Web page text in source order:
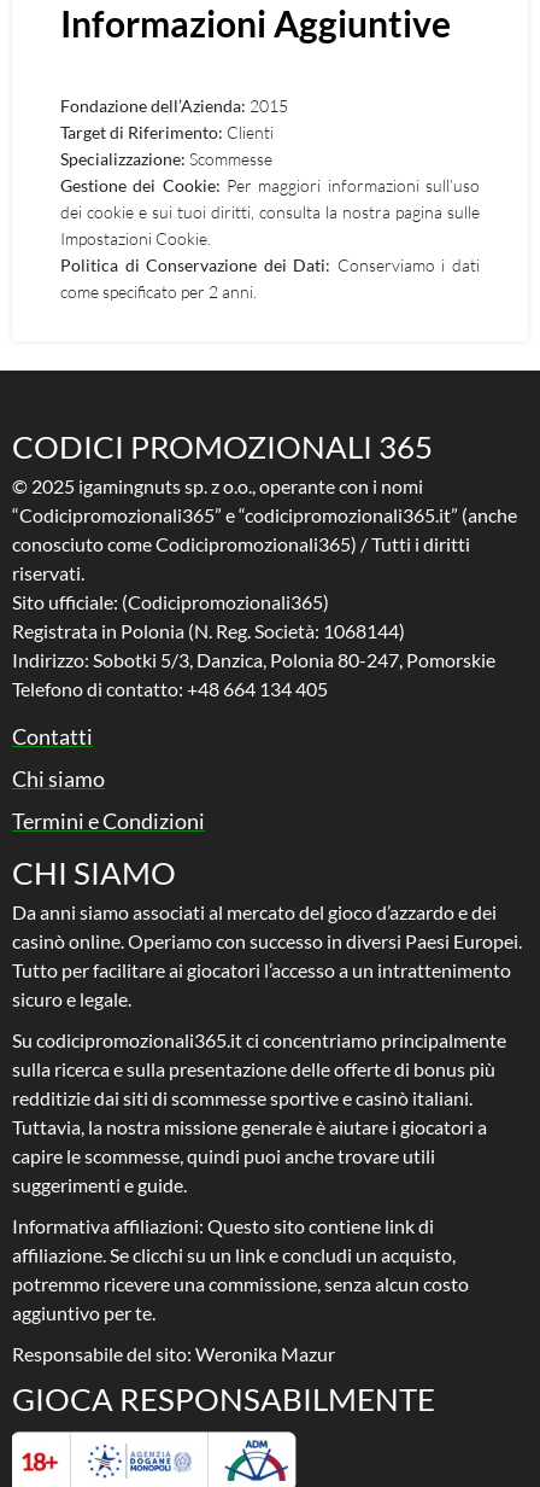
Informazioni Aggiuntive
Fondazione dell’Azienda: 2015
Target di Riferimento: Clienti
Specializzazione: Scommesse
Gestione dei Cookie: Per maggiori informazioni sull’uso
dei cookie e sui tuoi diritti, consulta la nostra pagina sulle
Impostazioni Cookie.
Politica di Conservazione dei Dati: Conserviamo i dati
come specificato per 2 anni.
CODICI PROMOZIONALI 365
© 2025 igamingnuts sp. z o.o., operante con i nomi
“Codicipromozionali365” e “codicipromozionali365.it” (anche
conosciuto come Codicipromozionali365) / Tutti i diritti
riservati.
Sito ufficiale: (Codicipromozionali365)
Registrata in Polonia (N. Reg. Società: 1068144)
Indirizzo: Sobotki 5/3, Danzica, Polonia 80-247, Pomorskie
Telefono di contatto: +48 664 134 405
Contatti
Chi siamo
Termini e Condizioni
CHI SIAMO
Da anni siamo associati al mercato del gioco d’azzardo e dei
casinò online. Operiamo con successo in diversi Paesi Europei.
Tutto per facilitare ai giocatori l’accesso a un intrattenimento
sicuro e legale.
Su codicipromozionali365.it ci concentriamo principalmente
sulla ricerca e sulla presentazione delle offerte di bonus più
redditizie dai siti di scommesse sportive e casinò italiani.
Tuttavia, la nostra missione generale è aiutare i giocatori a
capire le scommesse, quindi puoi anche trovare utili
suggerimenti e guide.
Informativa affiliazioni: Questo sito contiene link di
affiliazione. Se clicchi su un link e concludi un acquisto,
potremmo ricevere una commissione, senza alcun costo
aggiuntivo per te.
Responsabile del sito: Weronika Mazur
GIOCA RESPONSABILMENTE